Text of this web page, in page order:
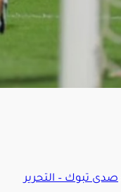
صدى تبوك – التحرير